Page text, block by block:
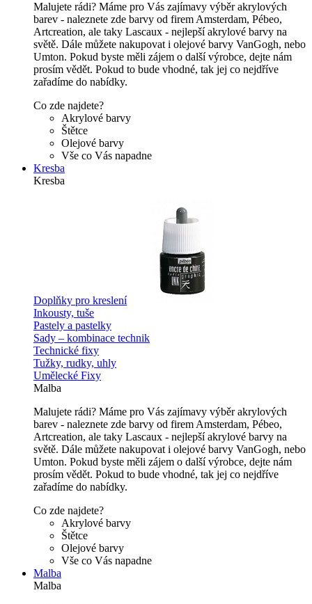
Malujete rádi? Máme pro Vás zajímavy výběr akrylových
barev - naleznete zde barvy od firem Amsterdam, Pébeo,
Artcreation, ale taky Lascaux - nejlepší akrylové barvy na
světě. Dále můžete nakupovat i olejové barvy VanGogh, nebo
Umton. Pokud byste měli zájem o další výrobce, dejte nám
prosím vědět. Pokud to bude vhodné, tak jej co nejdříve
zařadíme do nabídky.
Co zde najdete?
Akrylové barvy
Štětce
Olejové barvy
Vše co Vás napadne
Kresba
Kresba
Doplňky pro kreslení
Inkousty, tuše
Pastely a pastelky
Sady – kombinace technik
Technické fixy
Tužky, rudky, uhly
Umělecké Fixy
Malba
Malujete rádi? Máme pro Vás zajímavy výběr akrylových
barev - naleznete zde barvy od firem Amsterdam, Pébeo,
Artcreation, ale taky Lascaux - nejlepší akrylové barvy na
světě. Dále můžete nakupovat i olejové barvy VanGogh, nebo
Umton. Pokud byste měli zájem o další výrobce, dejte nám
prosím vědět. Pokud to bude vhodné, tak jej co nejdříve
zařadíme do nabídky.
Co zde najdete?
Akrylové barvy
Štětce
Olejové barvy
Vše co Vás napadne
Malba
Malba